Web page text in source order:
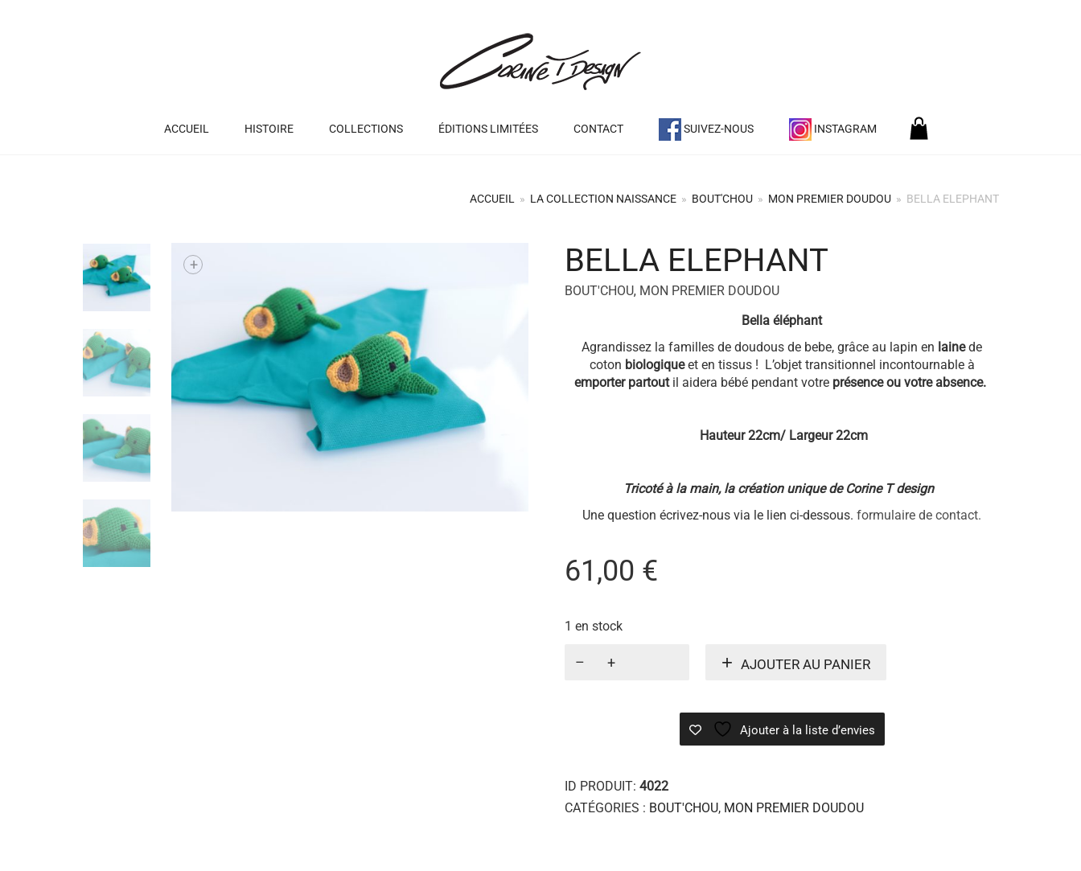
ACCUEIL HISTOIRE COLLECTIONS ÉDITIONS LIMITÉES CONTACT SUIVEZ-NOUS INSTAGRAM
ACCUEIL » LA COLLECTION NAISSANCE » BOUT'CHOU » MON PREMIER DOUDOU » BELLA ELEPHANT
+ BELLA ELEPHANT
BOUT'CHOU, MON PREMIER DOUDOU
Bella éléphant
Agrandissez la familles de doudous de bebe, grâce au lapin en lainede
coton biologiqueet en tissus ! L’objet transitionnel incontournable à
emporter partoutil aidera bébé pendant votre présence ou votre absence.
Hauteur 22cm/ Largeur 22cm
Tricoté à la main, la création unique de Corine T design
Une question écrivez-nous via le lien ci-dessous. formulaire de contact.
61,00 €
1 en stock
AJOUTER AU PANIER
Ajouter à la liste d’envies
ID PRODUIT: 4022
CATÉGORIES : BOUT'CHOU, MON PREMIER DOUDOU